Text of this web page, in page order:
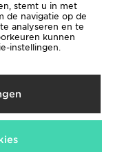
stemt u in met
de navigatie op de
analyseren en te
kunnen
instellingen.